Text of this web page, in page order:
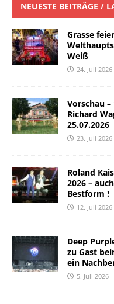
NEUESTE BEITRÄGE /
Grasse
Weiß
24. Juli 2026
Vorschau
Richard
25.07.2026
23. Juli 2026
Roland
2026 –
Bestform !
12. Juli 2026
Deep
zu Gast
ein
5. Juli 2026